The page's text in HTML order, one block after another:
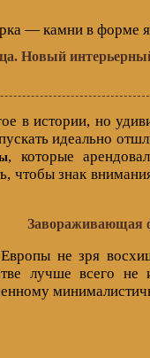
— камни в форме
Новый
истории, но
идеально
, которые
чтобы знак
Завораживающая
не зря
лучше всего